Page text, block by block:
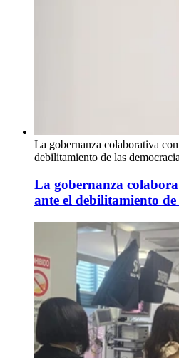
La gobernanza colaborativa
debilitamiento de las
La gobernanza
ante el debilitamiento de